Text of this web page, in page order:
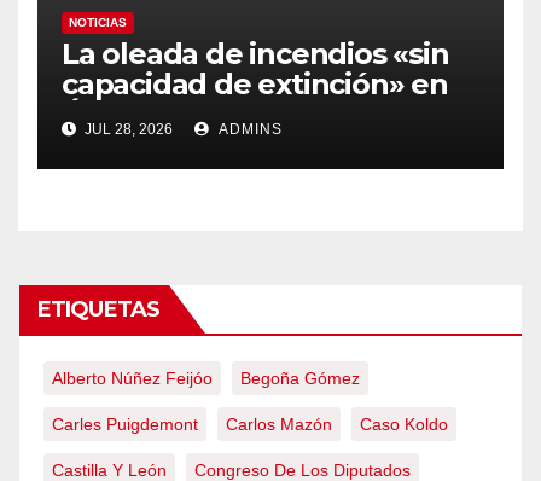
NOTICIAS
La oleada de incendios «sin
capacidad de extinción» en
Ávila y al oeste de Madrid
obliga a declarar la
emergencia nacional
JUL 28, 2026 ADMINS
ETIQUETAS
Alberto Núñez Feijóo Begoña Gómez
Carles Puigdemont Carlos Mazón Caso Koldo
Castilla Y León Congreso De Los Diputados